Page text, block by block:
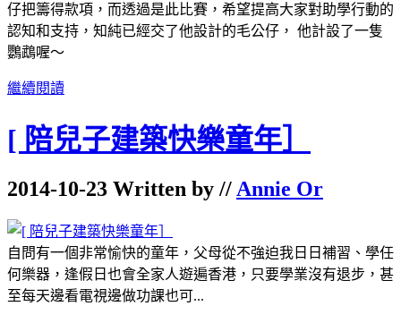
仔把籌得款項，而透過是此比賽，希望提高大家對助學行動的
認知和支持，知純已經交了他設計的毛公仔， 他計設了一隻
鸚鵡喔～
繼續閱讀
[ 陪兒子建築快樂童年］
2014-10-23 Written by // Annie Or
自問有一個非常愉快的童年，父母從不強迫我日日補習、學任
何樂器，逢假日也會全家人遊遍香港，只要學業沒有退步，甚
至每天邊看電視邊做功課也可...